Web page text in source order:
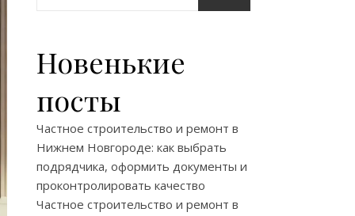
Новенькие
посты
Частное строительство и ремонт в
Нижнем Новгороде: как выбрать
подрядчика, оформить документы и
проконтролировать качество
Частное строительство и ремонт в